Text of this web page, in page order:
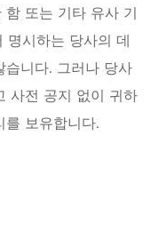
또는 기타 유사 기
명시하는 당사의 데
습니다. 그러나 당사
사전 공지 없이 귀하
를 보유합니다.